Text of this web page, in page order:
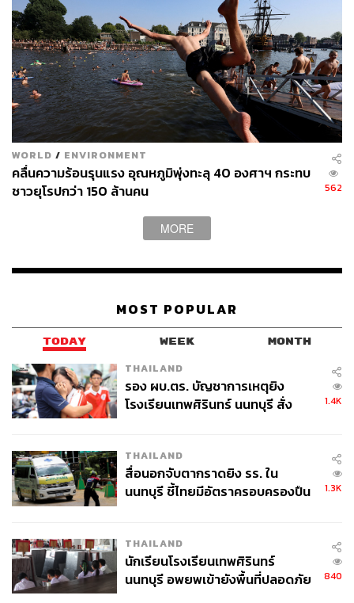
การลดการผลิตไฟฟ้าจากถ่านหิน ซึ่งก็คือเงินทุนมหาศาลที่
ไม่ได้มีการพูดถึง ในขณะที่โลกเองก็ร้อนขึ้นทุกวัน ในวันเปิด
การประชุม กรมอุตุนิยมวิทยาโลกเปิดเผยว่า ปีนี้ (2023) เป็นปี
ที่โลกร้อนที่สุดนับตั้งแต่ปี 1850
ภาพ:Sean Gallup / Getty Images
อ้างอิง:
https://reliefweb.int/report/world/emissions-gap-report
-2023-broken-record-temperatures-hit-new-highs-yet
-world-fails-cut-emissions-again
y/cop28-presidency-wants-historic-mention-fossil-fue
https://www.theguardian.com/environment/2023/dec/
om-fossil-fuels
TAGS: สิ่งแวดล้อม Climate Change
ภาวะโลกร้อน
COP28
ABOUT THE AUTHOR
THE STANDARD TEAM
WORLD / ENVIRONMENT
คลื่นความร้อนรุนแรง อุณหภูมิพุ่งทะลุ 40 องศาฯ กระทบ
ชาวยุโรปกว่า 150 ล้านคน
562
MORE
MOST POPULAR
TODAY WEEK MONTH
THAILAND
รอง ผบ.ตร. บัญชาการเหตุยิง
โรงเรียนเทพศิรินทร์ นนทบุรี สั่ง
1.4K
THAILAND
สื่อนอกจับตากราดยิง รร. ใน
นนทบุรี ชี้ไทยมีอัตราครอบครองปืน
1.3K
THAILAND
นักเรียนโรงเรียนเทพศิรินทร์
นนทบุรี อพยพเข้ายังพื้นที่ปลอดภัย
840